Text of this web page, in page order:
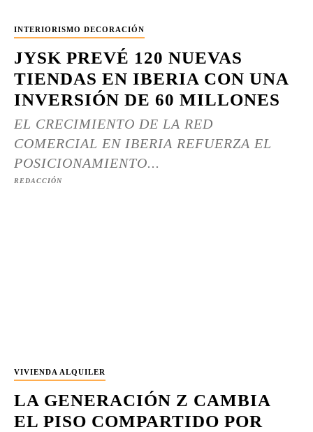
INTERIORISMO DECORACIÓN
JYSK PREVÉ 120 NUEVAS
TIENDAS EN IBERIA CON UNA
INVERSIÓN DE 60 MILLONES
EL CRECIMIENTO DE LA RED
COMERCIAL EN IBERIA REFUERZA EL
POSICIONAMIENTO...
REDACCIÓN
VIVIENDA ALQUILER
LA GENERACIÓN Z CAMBIA
EL PISO COMPARTIDO POR